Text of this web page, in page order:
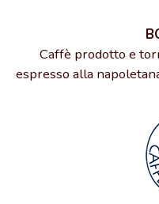
Caffè prodotto e
espresso alla